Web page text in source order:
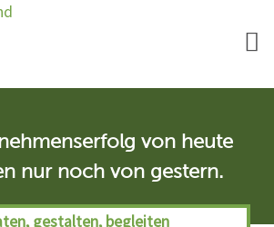
von heute
nur noch von gestern.
gestalten, begleiten